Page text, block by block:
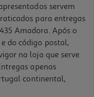
servem
para entregas
Amadora. Após o
do código postal,
na loja que serve
apenas
continental,